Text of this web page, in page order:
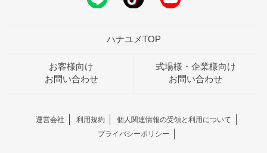
ハナユメTOP
お客様向け
お問い合わせ
式場様・企業様向け
お問い合わせ
運営会社 利用規約
個人関連情報の受領と利用について
プライバシーポリシー